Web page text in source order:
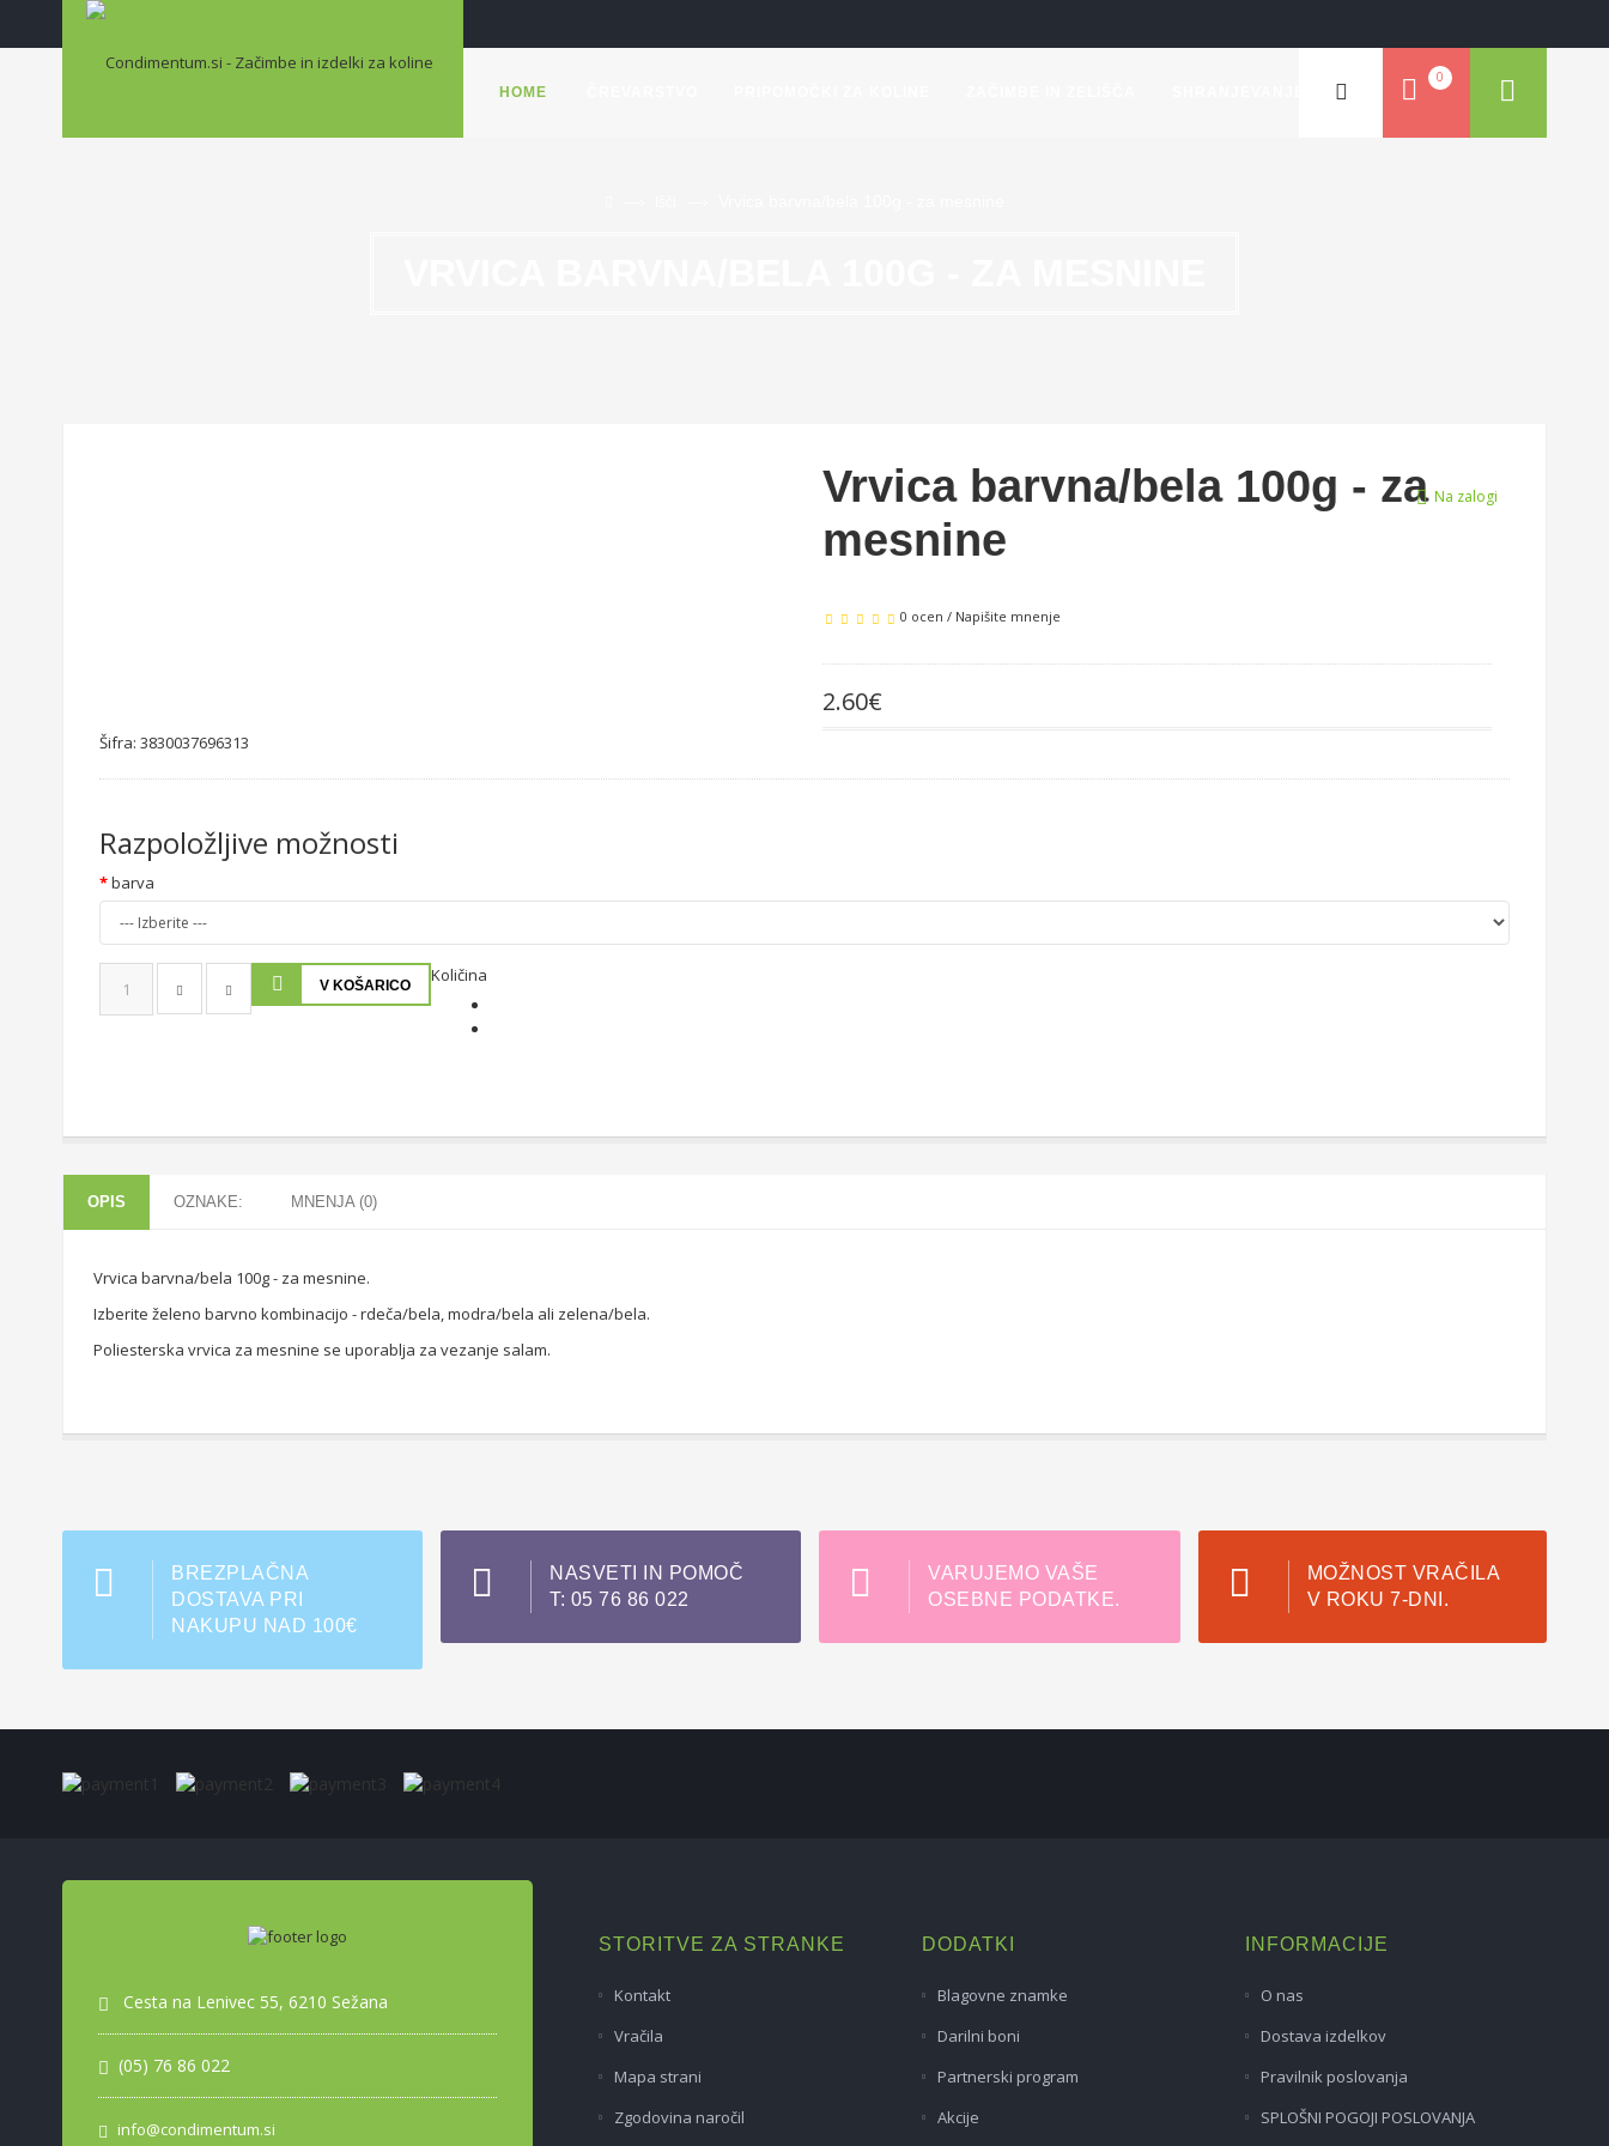
HOME
0
Vrvica barvna/bela 100g - za
mesnine
0 ocen / Napišite mnenje
2.60€
Na zalogi
Šifra: 3830037696313
Razpoložljive možnosti
barva
Količina
V KOŠARICO
OPIS OZNAKE: MNENJA (0)
Vrvica barvna/bela 100g - za mesnine.
Izberite želeno barvno kombinacijo - rdeča/bela, modra/bela ali zelena/bela.
Poliesterska vrvica za mesnine se uporablja za vezanje salam.
BREZPLAČNA
DOSTAVA PRI
NAKUPU NAD 100€
NASVETI IN POMOČ
T: 05 76 86 022
VARUJEMO VAŠE
OSEBNE PODATKE.
MOŽNOST VRAČILA
V ROKU 7-DNI.
Cesta na Lenivec 55, 6210 Sežana
(05) 76 86 022
info@condimentum.si
STORITVE ZA STRANKE
Kontakt
Vračila
Mapa strani
Zgodovina naročil
DODATKI
Blagovne znamke
Darilni boni
Partnerski program
Akcije
INFORMACIJE
O nas
Dostava izdelkov
Pravilnik poslovanja
SPLOŠNI POGOJI POSLOVANJA